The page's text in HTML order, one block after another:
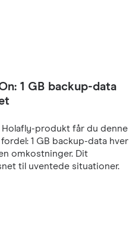
1 GB backup-data
Holafly-produkt får du denne
1 GB backup-data hver
omkostninger. Dit
til uventede situationer.